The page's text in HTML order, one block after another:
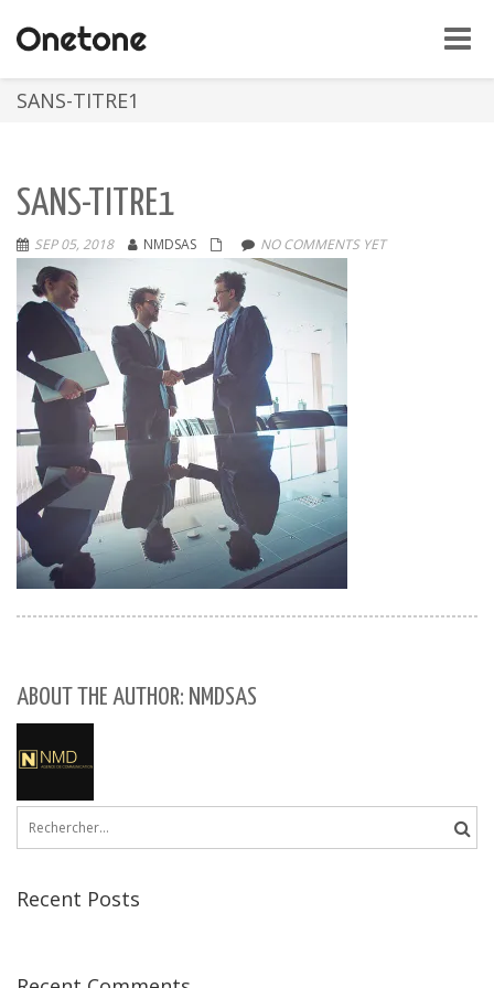
Toggle
SANS-TITRE1
SANS-TITRE1
SEP 05, 2018 NMDSAS NO COMMENTS YET
ABOUT THE AUTHOR: NMDSAS
Rechercher :
Recent Posts